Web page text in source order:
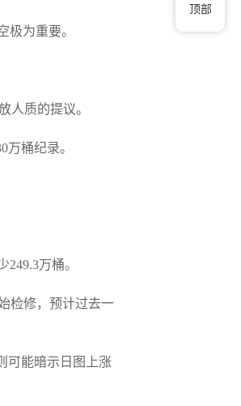
为重要。
人质的提议。
桶纪录。
万桶。
检修，预计过去一
可能暗示日图上涨
顶部